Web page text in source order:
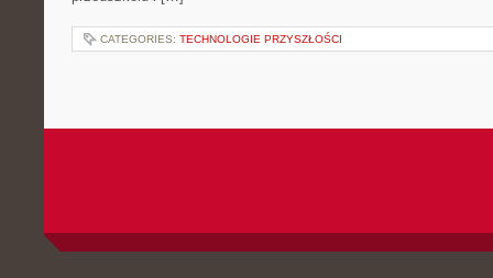
CATEGORIES: TECHNOLOGIE PRZYSZŁOŚCI